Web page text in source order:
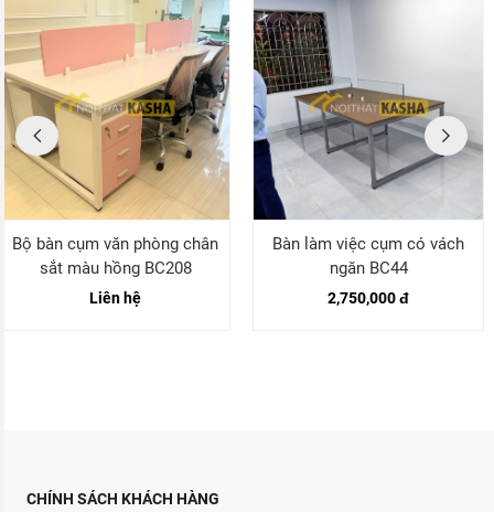
Bộ bàn cụm văn phòng chân
sắt màu hồng BC208
Liên hệ
Bàn làm việc cụm có vách
ngăn BC44
2,750,000 đ
CHÍNH SÁCH KHÁCH HÀNG